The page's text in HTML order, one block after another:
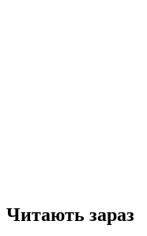
Читають зараз